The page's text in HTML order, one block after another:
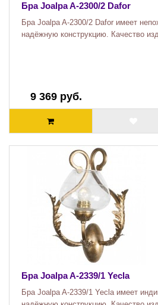
Бра Joalpa A-2300/2 Dafor
Бра Joalpa A-2300/2 Dafor имеет
надёжную конструкцию. Качество
9 369 руб.
Бра Joalpa A-2339/1 Yecla
Бра Joalpa A-2339/1 Yecla имеет